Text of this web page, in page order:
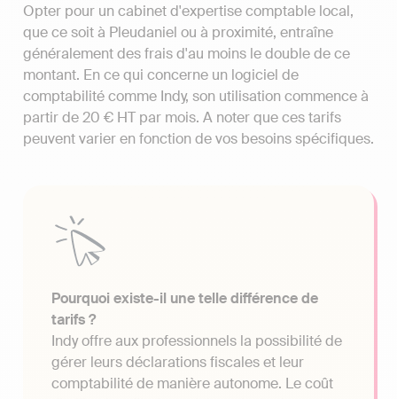
Opter pour un cabinet d'expertise comptable local,
que ce soit à Pleudaniel ou à proximité, entraîne
généralement des frais d'au moins le double de ce
montant. En ce qui concerne un logiciel de
comptabilité comme Indy, son utilisation commence à
partir de 20 € HT par mois. A noter que ces tarifs
peuvent varier en fonction de vos besoins spécifiques.
Pourquoi existe-il une telle différence de
tarifs ?
Indy offre aux professionnels la possibilité de
gérer leurs déclarations fiscales et leur
comptabilité de manière autonome. Le coût